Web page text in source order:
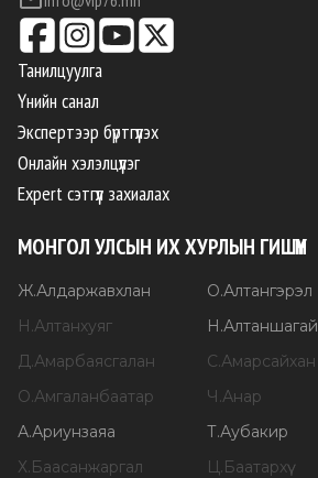
Танилцуулга
Үнийн санал
Экспертээр бүртгүүлэх
Онлайн хэлэлцүүлэг
Expert сэтгүүл захиалах
МОНГОЛ УЛСЫН ИХ ХУРЛЫН ГИШҮҮН
Ж.Алдаржавхлан О.Алтангэрэл
Н.Алтанхуяг Н.Алтаншагай
Д.Амарбаясгалан С.Амарсайхан
О.Амгаланбаатар Ч.Анар
А.Ариунзаяа Т.Аубакир
Х.Баасанжаргал Ц.Баатархүү